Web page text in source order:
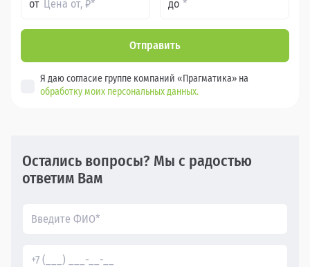
от до
Отправить
Я даю согласие группе компаний «Прагматика» на
обработку моих персональных данных.
Остались вопросы? Мы с радостью
ответим Вам